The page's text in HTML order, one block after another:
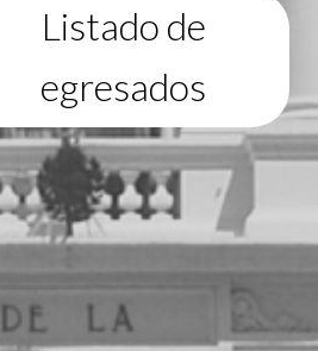
Listado de
egresados